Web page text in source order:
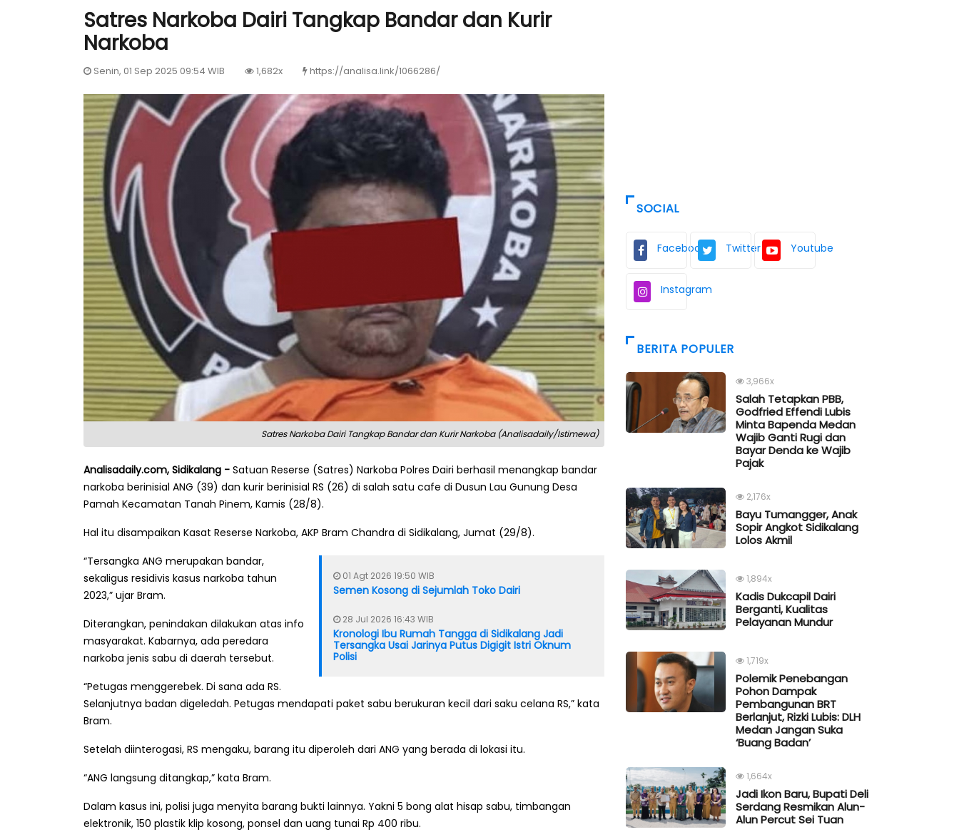
Satres Narkoba Dairi Tangkap Bandar dan Kurir
Narkoba
Senin, 01 Sep 2025 09:54 WIB 1,682x https://analisa.link/1066286/
Satres Narkoba Dairi Tangkap Bandar dan Kurir Narkoba (Analisadaily/Istimewa)
Analisadaily.com, Sidikalang - Satuan Reserse (Satres) Narkoba Polres Dairi berhasil menangkap bandar
narkoba berinisial ANG (39) dan kurir berinisial RS (26) di salah satu cafe di Dusun Lau Gunung Desa
Pamah Kecamatan Tanah Pinem, Kamis (28/8).
Hal itu disampaikan Kasat Reserse Narkoba, AKP Bram Chandra di Sidikalang, Jumat (29/8).
01 Agt 2026 19:50 WIB
Semen Kosong di Sejumlah Toko Dairi
28 Jul 2026 16:43 WIB
Kronologi Ibu Rumah Tangga di Sidikalang Jadi
Tersangka Usai Jarinya Putus Digigit Istri Oknum
Polisi
“Tersangka ANG merupakan bandar,
sekaligus residivis kasus narkoba tahun
2023,” ujar Bram.
Diterangkan, penindakan dilakukan atas info
masyarakat. Kabarnya, ada peredara
narkoba jenis sabu di daerah tersebut.
“Petugas menggerebek. Di sana ada RS.
Selanjutnya badan digeledah. Petugas mendapati paket sabu berukuran kecil dari saku celana RS,” kata
Bram.
Setelah diinterogasi, RS mengaku, barang itu diperoleh dari ANG yang berada di lokasi itu.
“ANG langsung ditangkap,” kata Bram.
Dalam kasus ini, polisi juga menyita barang bukti lainnya. Yakni 5 bong alat hisap sabu, timbangan
elektronik, 150 plastik klip kosong, ponsel dan uang tunai Rp 400 ribu.
SOCIAL
Facebook Twitter Youtube
Instagram
BERITA POPULER
3,966x
Salah Tetapkan PBB,
Godfried Effendi Lubis
Minta Bapenda Medan
Wajib Ganti Rugi dan
Bayar Denda ke Wajib
Pajak
2,176x
Bayu Tumangger, Anak
Sopir Angkot Sidikalang
Lolos Akmil
1,894x
Kadis Dukcapil Dairi
Berganti, Kualitas
Pelayanan Mundur
1,719x
Polemik Penebangan
Pohon Dampak
Pembangunan BRT
Berlanjut, Rizki Lubis: DLH
Medan Jangan Suka
‘Buang Badan’
1,664x
Jadi Ikon Baru, Bupati Deli
Serdang Resmikan Alun-
Alun Percut Sei Tuan